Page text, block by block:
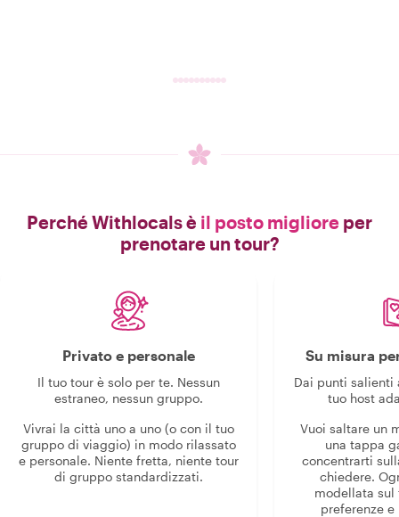
Perché Withlocals è il posto migliore per
prenotare un tour?
Privato e personale
Il tuo tour è solo per te. Nessun
estraneo, nessun gruppo.
Vivrai la città uno a uno (o con il tuo
gruppo di viaggio) in modo rilassato
e personale. Niente fretta, niente tour
di gruppo standardizzati.
Su misura
Dai punti salienti
tuo host
Vuoi saltare un
una tappa
concentrarti
chiedere.
modellata sul
preferenze